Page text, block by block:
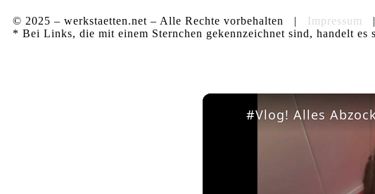
© 2025 – werkstaetten.net – Alle Rechte vorbehalten | Impressum
* Bei Links, die mit einem Sternchen gekennzeichnet sind, handelt
#Vlog! Alles